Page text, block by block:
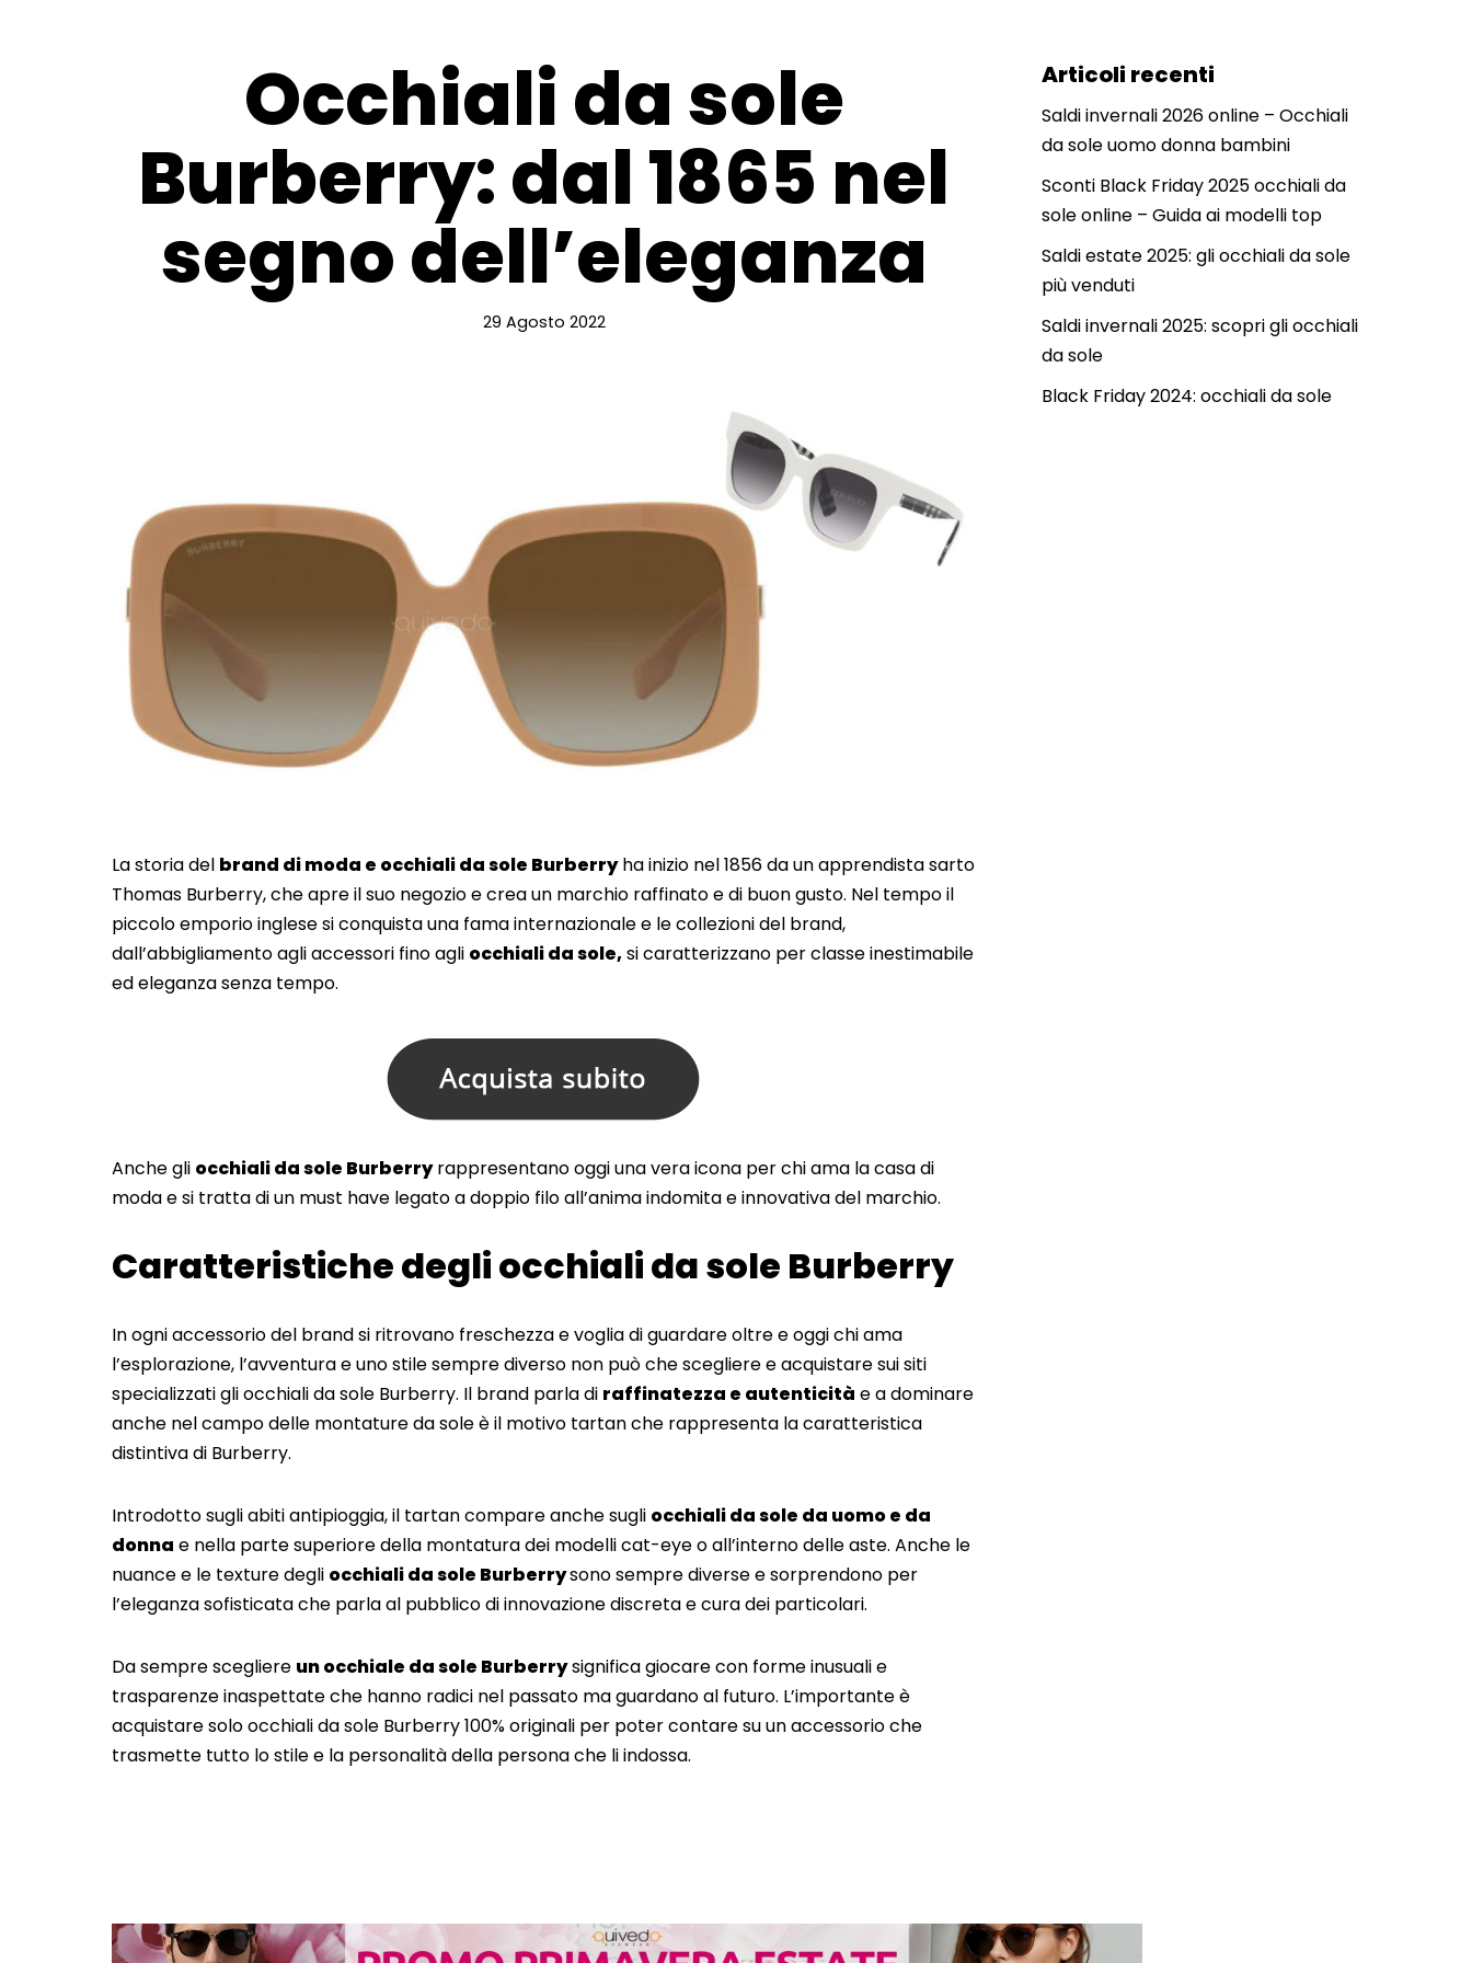
Occhiali da sole
Burberry: dal 1865 nel
segno dell’eleganza
29 Agosto 2022
La storia del brand di moda e occhiali da sole Burberryha inizio nel 1856 da un apprendista sarto
Thomas Burberry, che apre il suo negozio e crea un marchio raffinato e di buon gusto. Nel tempo il
piccolo emporio inglese si conquista una fama internazionale e le collezioni del brand,
dall’abbigliamento agli accessori fino agli occhiali da sole,si caratterizzano per classe inestimabile
ed eleganza senza tempo.
Anche gli occhiali da sole Burberryrappresentano oggi una vera icona per chi ama la casa di
moda e si tratta di un must have legato a doppio filo all’anima indomita e innovativa del marchio.
Caratteristiche degli occhiali da sole Burberry
In ogni accessorio del brand si ritrovano freschezza e voglia di guardare oltre e oggi chi ama
l’esplorazione, l’avventura e uno stile sempre diverso non può che scegliere e acquistare sui siti
specializzati gli occhiali da sole Burberry. Il brand parla di raffinatezza e autenticità e a dominare
anche nel campo delle montature da sole è il motivo tartan che rappresenta la caratteristica
distintiva di Burberry.
Introdotto sugli abiti antipioggia, il tartan compare anche sugli occhiali da sole da uomo e da
donna e nella parte superiore della montatura dei modelli cat-eye o all’interno delle aste. Anche le
nuance e le texture degli occhiali da sole Burberrysono sempre diverse e sorprendono per
l’eleganza sofisticata che parla al pubblico di innovazione discreta e cura dei particolari.
Da sempre scegliere un occhiale da sole Burberrysignifica giocare con forme inusuali e
trasparenze inaspettate che hanno radici nel passato ma guardano al futuro. L’importante è
acquistare solo occhiali da sole Burberry 100% originali per poter contare su un accessorio che
trasmette tutto lo stile e la personalità della persona che li indossa.
Articoli recenti
Saldi invernali 2026 online – Occhiali
da sole uomo donna bambini
Sconti Black Friday 2025 occhiali da
sole online – Guida ai modelli top
Saldi estate 2025: gli occhiali da sole
più venduti
Saldi invernali 2025: scopri gli occhiali
da sole
Black Friday 2024: occhiali da sole